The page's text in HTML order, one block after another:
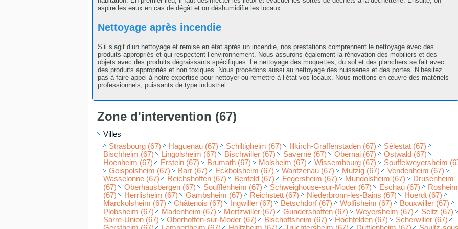
aspire les eaux en cas de dégât et on déshumidifie les locaux.
Nettoyage après incendie
S’il s’agit d’un nettoyage et remise en état après un incendie, nos prestations comprennent le nettoyage avec des
produits appropriés et qui respectent l’environnement. Nous assurons également la rénovation des mobiliers et des
objets avec des produits dégraissants spécifiques. Le nettoyage des moquettes, du sol et des planchers se fait avec
des produits appropriés et non toxiques. Nous procédons aussi au nettoyage des huisseries et des portes. N’hésitez
pas à faire appel à notre expertise pour nettoyer ou remettre à l’état vos locaux. Nous mettons en œuvre des matériels
professionnels, puissants de type industriel.
Zone d'intervention (67)
Villes
Strasbourg (67)
Haguenau (67) Schiltigheim (67) Illkirch-Graffenstaden (67)
Sélestat (67)
Bischheim (67)
Lingolsheim (67) Bischwiller (67) Saverne (67) Obernai (67)
Ostwald (67)
Hoenheim (67)
Erstein (67) Brumath (67) Molsheim (67) Wissembourg (67)
Souffelweyersheim
Geispolsheim (67)
Barr (67) Eckbolsheim (67) Wantzenau (67) Mutzig (67)
Vendenheim (67)
Wasselonne (67)
Reichshoffen (67) Benfeld (67) Fegersheim (67) Mundolsheim (67)
Drusenheim
(67)
Oberhausbergen (67) Soufflenheim (67) Schweighouse-sur-Moder (67) Eschau (67)
Rosheim
(67)
Herrlisheim (67) Gambsheim (67) Reichstett (67) Niederbronn-les-Bains (67)
Hoerdt (67)
Marckolsheim (67)
Châtenois (67) Ingwiller (67) Betschdorf (67) Wolfisheim (67)
Bouxwiller (67)
Plobsheim (67)
Marlenheim (67) Mertzwiller (67) Gundershoffen (67) Weyersheim (67)
Seltz (67)
Sarre-Union (67)
Oberhoffen-sur-Moder (67) Bischoffsheim (67) Hochfelden (67)
Scherwiller (67)